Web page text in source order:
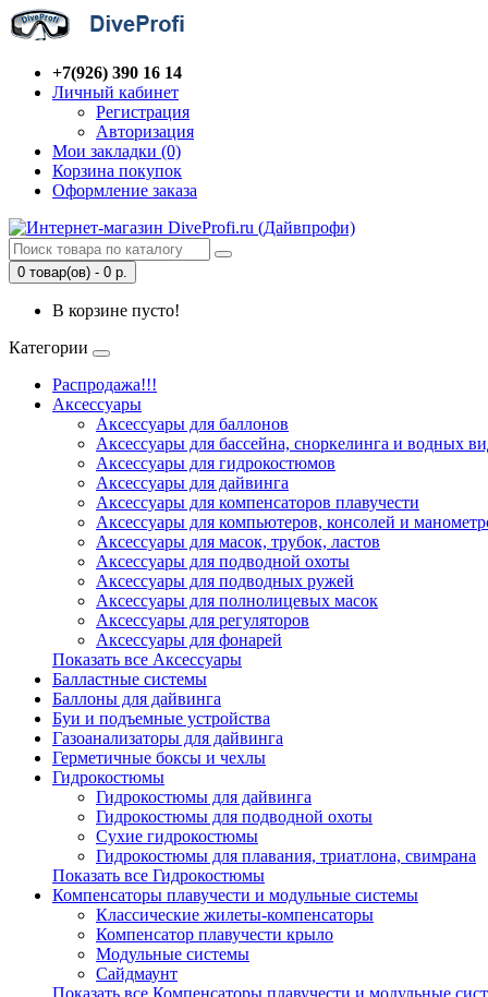
+7(926) 390 16 14
Личный кабинет
Регистрация
Авторизация
Мои закладки (0)
Корзина покупок
Оформление заказа
0 товар(ов) - 0 р.
В корзине пусто!
Категории
Распродажа!!!
Аксессуары
Аксессуары для баллонов
Аксессуары для бассейна, сноркелинга и водных
Аксессуары для гидрокостюмов
Аксессуары для дайвинга
Аксессуары для компенсаторов плавучести
Аксессуары для компьютеров, консолей и
Аксессуары для масок, трубок, ластов
Аксессуары для подводной охоты
Аксессуары для подводных ружей
Аксессуары для полнолицевых масок
Аксессуары для регуляторов
Аксессуары для фонарей
Показать все Аксессуары
Балластные системы
Баллоны для дайвинга
Буи и подъемные устройства
Газоанализаторы для дайвинга
Герметичные боксы и чехлы
Гидрокостюмы
Гидрокостюмы для дайвинга
Гидрокостюмы для подводной охоты
Сухие гидрокостюмы
Гидрокостюмы для плавания, триатлона, свимрана
Показать все Гидрокостюмы
Компенсаторы плавучести и модульные системы
Классические жилеты-компенсаторы
Компенсатор плавучести крыло
Модульные системы
Сайдмаунт
Показать все Компенсаторы плавучести и модульные